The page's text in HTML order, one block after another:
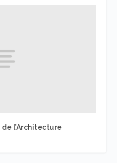
l’Architecture